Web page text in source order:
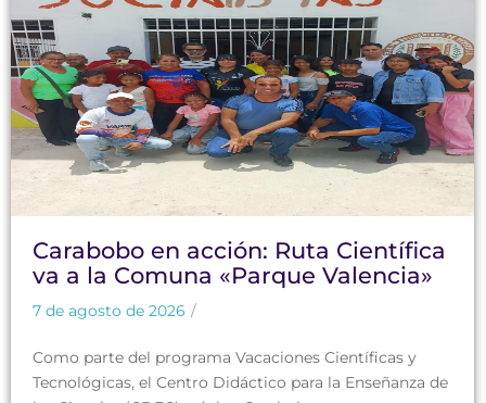
Carabobo en acción: Ruta Científica
va a la Comuna «Parque Valencia»
Tecnológicas, el Centro Didáctico para la Enseñanza de
las Ciencias (CDEC), núcleo Carabobo,...